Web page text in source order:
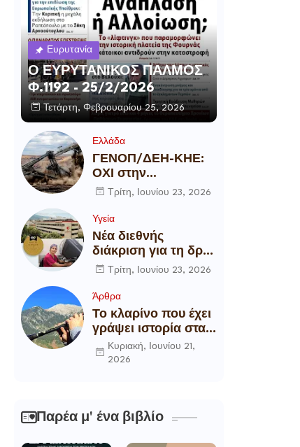
Ευρυτανία
Ο ΕΥΡΥΤΑΝΙΚΟΣ ΠΑΛΜΟΣ
Φ.1192 - 25/2/2026
Τετάρτη, Φεβρουαρίου 25, 2026
Ελλάδα
ΓΕΝΟΠ/ΔΕΗ-ΚΗΕ:
ΟΧΙ στην
αποξήλωση των
υποδομών της
χώρας
Τρίτη, Ιουνίου 23, 2026
Υγεία
Νέα διεθνής
διάκριση για τη δρ
Θάλεια
Διευθύντρια
Xειρουργό του
Metropolitan
General
Τρίτη, Ιουνίου 23, 2026
Άρθρα
Το κλαρίνο που έχει
γράψει ιστορία στα
χωριά της Ρούμελης
Κυριακή, Ιουνίου 21,
2026
Παρέα μ' ένα βιβλίο